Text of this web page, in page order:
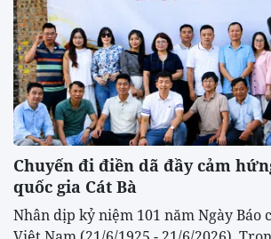
Chuyến đi điền dã đầy cảm
quốc gia Cát Bà
Nhân dịp kỷ niệm 101 năm Ngày Báo